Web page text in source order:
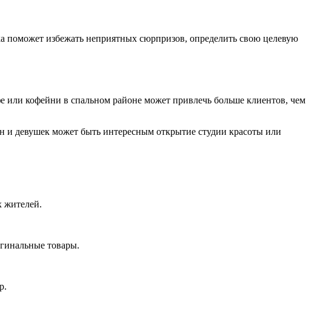
поможет избежать неприятных сюрпризов, определить свою целевую
или кофейни в спальном районе может привлечь больше клиентов, чем
девушек может быть интересным открытие студии красоты или
жителей.
товары.